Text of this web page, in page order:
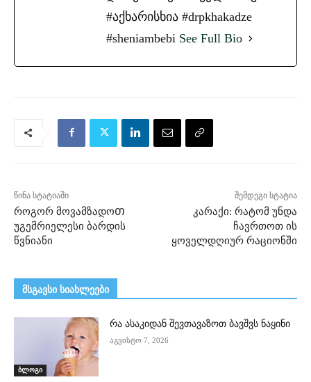
#აქხარისხია #drpkhakadze
#sheniambebi See Full Bio
წინა სტატიაში
როგორ მოვამზადოᲗ
უგემრიელესი ბარდის
წვნიანი
შემდეგი სტატია
კარაქი: რატომ უნდა
ჩავრთოთ ის
ყოველდღიურ რაციონში
მსგავსი სიახლეები
ბლოგი
რა ასაკიდან შევთავაზოთ ბავშვს ნაყინი
აგვისტო 7, 2026